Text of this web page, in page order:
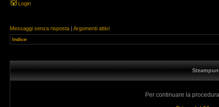
Login
Messaggi senza risposta | Argomenti attivi
Indice
Per continuare la